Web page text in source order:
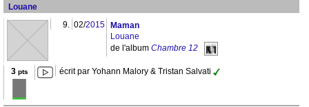
Louane
9. 02/2015
Maman
Louane
de l'album Chambre 12
3pts écrit par Yohann Malory & Tristan Salvati